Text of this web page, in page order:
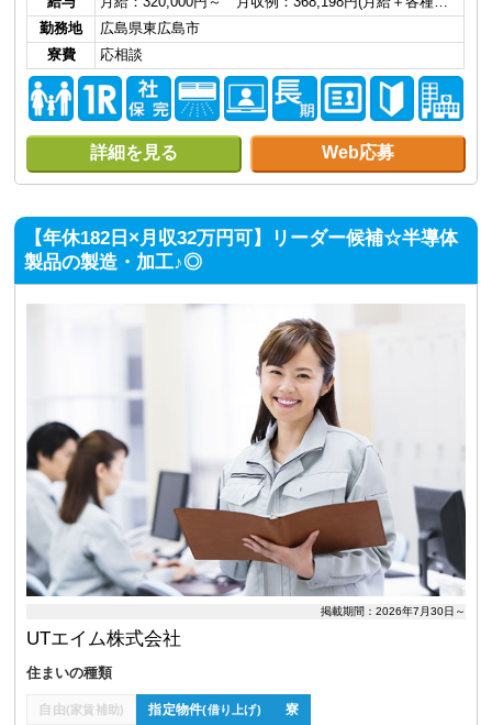
勤務地
広島県東広島市
寮費
応相談
詳細を見る Web応募
【年休182日×月収32万円可】リーダー候補☆半導体
製品の製造・加工♪◎
掲載期間：2026年7月30日～
UTエイム株式会社
住まいの種類
自由(家賃補助) 指定物件(借り上げ) 寮